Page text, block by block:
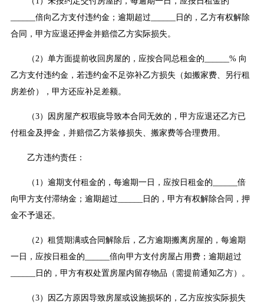
______倍向乙方支付违约金；逾期超过______日的，乙方有权解除
合同，甲方应退还押金并赔偿乙方实际损失。
（2）单方面提前收回房屋的，应按合同总租金的______% 向
乙方支付违约金，若违约金不足弥补乙方损失（如搬家费、另行租
房差价），甲方还应补足差额。
（3）因房屋产权瑕疵导致本合同无效的，甲方应退还乙方已
付租金及押金，并赔偿乙方装修损失、搬家费等合理费用。
乙方违约责任：
（1）逾期支付租金的，每逾期一日，应按日租金的______倍
向甲方支付滞纳金；逾期超过______日的，甲方有权解除合同，押
金不予退还。
（2）租赁期满或合同解除后，乙方逾期搬离房屋的，每逾期
一日，应按日租金的______倍向甲方支付房屋占用费；逾期超过
______日的，甲方有权处置房屋内留存物品（需提前通知乙方）。
（3）因乙方原因导致房屋或设施损坏的，乙方应按实际损失